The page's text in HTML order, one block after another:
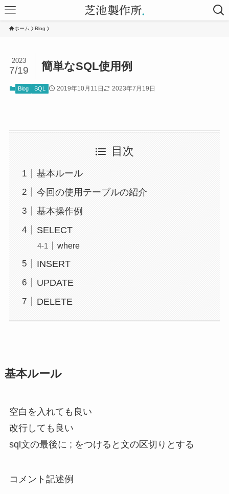
ホーム Blog
簡単なSQL使用例
2023
7/19
Blog SQL 2019年10月11日 2023年7月19日
目次
基本ルール
今回の使用テーブルの紹介
基本操作例
SELECT
where
INSERT
UPDATE
DELETE
基本ルール
空白を入れても良い
改行しても良い
sql文の最後に ; をつけると文の区切りとする
コメント記述例